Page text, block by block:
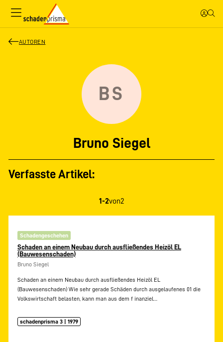
AUTOREN
BS
Bruno Siegel
Verfasste Artikel:
1-2von2
Schadengeschehen
Schaden an einem Neubau durch ausfließendes Heizöl EL
(Bauwesenschaden)
Bruno Siegel
Schaden an einem Neubau durch ausfließendes Heizöl EL
(Bauwesenschaden) Wie sehr gerade Schäden durch ausgelaufenes 01 die
Volkswirtschaft belasten, kann man aus dem f inanziel…
schadenprisma 3 | 1979